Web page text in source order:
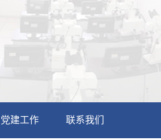
党建工作 联系我们